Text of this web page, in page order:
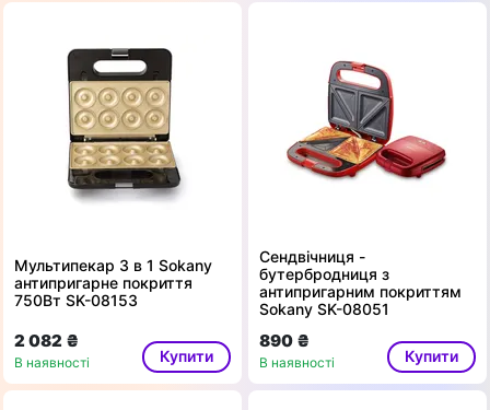
Мультипекар 3 в 1 Sokany
антипригарне покриття
750Вт SK-08153
2 082 ₴
В наявності Купити
Сендвічниця -
бутербродниця з
антипригарним покриттям
Sokany SK-08051
890 ₴
В наявності Купити